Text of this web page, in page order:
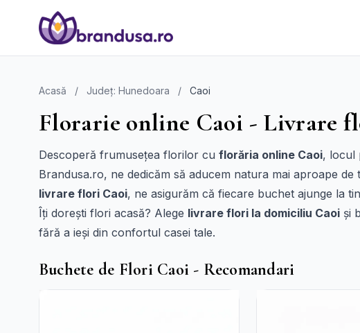
Acasă / Județ: Hunedoara / Caoi
Florarie online Caoi - Livrare
Descoperă frumusețea florilor cu florăria online Caoi, locul
Brandusa.ro, ne dedicăm să aducem natura mai aproape
livrare flori Caoi, ne asigurăm că fiecare buchet ajunge la
Îți dorești flori acasă? Alege livrare flori la domiciliu Caoi și
fără a ieși din confortul casei tale.
Buchete de Flori Caoi - Recomandari